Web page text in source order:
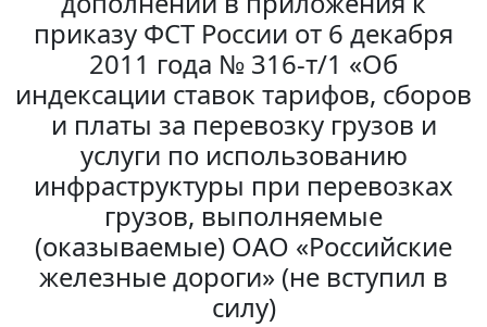
приказу ФСТ России от 6 декабря
2011 года № 316-т/1 «Об
индексации ставок тарифов, сборов
и платы за перевозку грузов и
услуги по использованию
инфраструктуры при перевозках
грузов, выполняемые
(оказываемые) ОАО «Российские
железные дороги» (не вступил в
силу)